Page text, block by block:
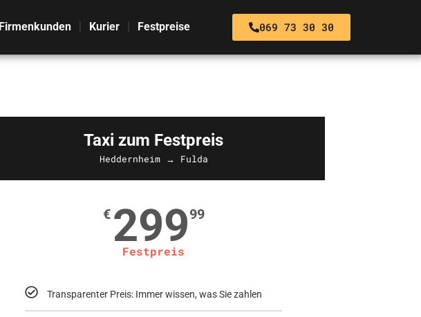
Firmenkunden Kurier Festpreise 069 73 30 30
Taxi zum Festpreis
Heddernheim → Fulda
€ 29999
Festpreis
Transparenter Preis: Immer wissen, was Sie zahlen